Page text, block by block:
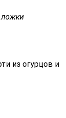
ложки
из огурцов и